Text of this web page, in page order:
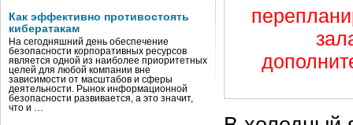
Как эффективно противостоять
кибератакам
На сегодняшний день обеспечение
безопасности корпоративных ресурсов
является одной из наиболее приоритетных
целей для любой компании вне
зависимости от масштабов и сферы
деятельности. Рынок информационной
безопасности развивается, а это значит,
что и …